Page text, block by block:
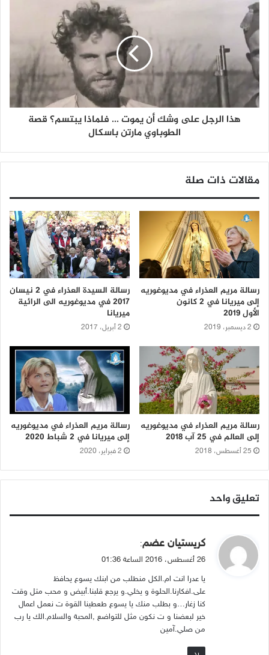
هذا الرجل على وشك أن يموت ... فلماذا يبتسم؟ قصة
الطوباوي مارتن باسكال
مقالات ذات صلة
رسالة مريم العذراء في مديوغوريه
إلى ميريانا في 2 كانون
الأول 2019
2 ديسمبر، 2019
رسالة السيدة العذراء في 2 نيسان
2017 في مديوغوريه الى الرائية
ميريانا
2 أبريل، 2017
رسالة مريم العذراء في مديوغوريه
إلى العالم في 25 آب 2018
25 أغسطس، 2018
رسالة مريم العذراء في مديوغوريه
إلى ميريانا في 2 شباط 2020
2 فبراير، 2020
تعليق واحد
ي
ق
ل
كريستيان عضم:
26 أغسطس، 2016 الساعة 01:36
يا عدرا انت ام.الكل منطلب من ابنك يسوع يحافظ
على.افكارنا.الحلوة و يخلي.و يرجع قلبنا.أبيض و محب متل وقت
كنا زغار…و بطلب منك يا يسوع طعطينا القوة ت نعمل اعمال
خير لبعضنا و ت نكون مثل للتواضع ,المحبة والسلام.الك يا رب
من صلي.آمين